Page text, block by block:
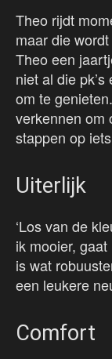
Theo rijdt
maar die
Theo een
niet al die
om te
verkennen om
stappen op iets
Uiterlijk
‘Los van de
ik mooier,
is wat
een leukere
Comfort